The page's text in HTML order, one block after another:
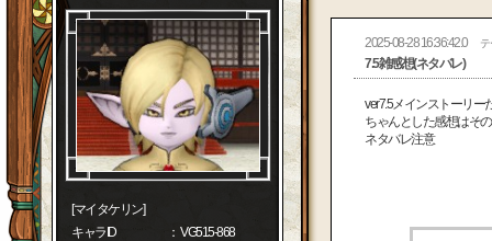
[マイタケリン]
キャラID
： VG515-868
2025-08-28 16:36:42.0 テ
7.5雑感想(ネタバレ)
ver7.5メインストーリー
ちゃんとした感想はそ
ネタバレ注意